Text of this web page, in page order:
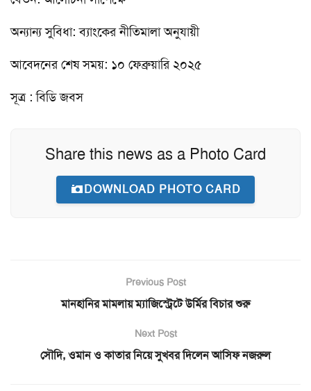
অন্যান্য সুবিধা: ব্যাংকের নীতিমালা অনুযায়ী
আবেদনের শেষ সময়: ১০ ফেব্রুয়ারি ২০২৫
সূত্র : বিডি জবস
Share this news as a Photo Card
DOWNLOAD PHOTO CARD
Previous Post
মানহানির মামলায় ম্যাজিস্ট্রেটে উর্মির বিচার শুরু
Next Post
সৌদি, ওমান ও কাতার নিয়ে সুখবর দিলেন আসিফ নজরুল